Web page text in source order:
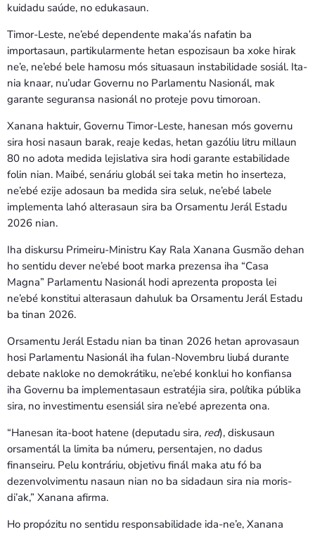
kuidadu saúde, no edukasaun.
Timor-Leste, ne’ebé dependente maka’ás nafatin ba
importasaun, partikularmente hetan espozisaun ba xoke hirak
ne’e, ne’ebé bele hamosu mós situasaun instabilidade sosiál. Ita-
nia knaar, nu’udar Governu no Parlamentu Nasionál, mak
garante seguransa nasionál no proteje povu timoroan.
Xanana haktuir, Governu Timor-Leste, hanesan mós governu
sira hosi nasaun barak, reaje kedas, hetan gazóliu litru millaun
80 no adota medida lejislativa sira hodi garante estabilidade
folin nian. Maibé, senáriu globál sei taka metin ho inserteza,
ne’ebé ezije adosaun ba medida sira seluk, ne’ebé labele
implementa lahó alterasaun sira ba Orsamentu Jerál Estadu
2026 nian.
Iha diskursu Primeiru-Ministru Kay Rala Xanana Gusmão dehan
ho sentidu dever ne’ebé boot marka prezensa iha “Casa
Magna” Parlamentu Nasionál hodi aprezenta proposta lei
ne’ebé konstitui alterasaun dahuluk ba Orsamentu Jerál Estadu
ba tinan 2026.
Orsamentu Jerál Estadu nian ba tinan 2026 hetan aprovasaun
hosi Parlamentu Nasionál iha fulan-Novembru liubá durante
debate nakloke no demokrátiku, ne’ebé konklui ho konfiansa
iha Governu ba implementasaun estratéjia sira, polítika públika
sira, no investimentu esensiál sira ne’ebé aprezenta ona.
“Hanesan ita-boot hatene (deputadu sira, red), diskusaun
orsamentál la limita ba númeru, persentajen, no dadus
finanseiru. Pelu kontráriu, objetivu finál maka atu fó ba
dezenvolvimentu nasaun nian no ba sidadaun sira nia moris-
di’ak,” Xanana afirma.
Ho propózitu no sentidu responsabilidade ida-ne’e, Xanana